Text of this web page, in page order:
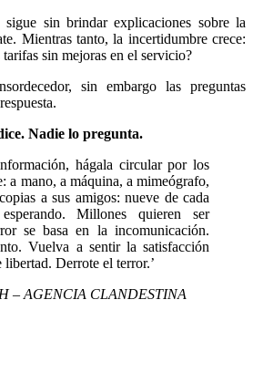
sin brindar explicaciones sobre la
Mientras tanto, la incertidumbre crece:
sin mejoras en el servicio?
sin embargo las preguntas
Nadie lo pregunta.
hágala circular por los
a mano, a máquina, a mimeógrafo,
a sus amigos: nueve de cada
Millones quieren ser
se basa en la incomunicación.
Vuelva a sentir la satisfacción
Derrote el terror.’
– AGENCIA CLANDESTINA